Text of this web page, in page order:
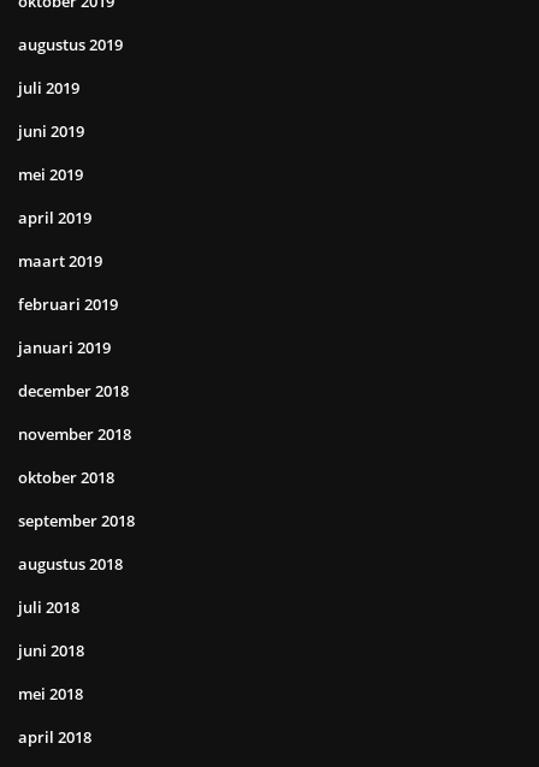
augustus 2019
juli 2019
juni 2019
mei 2019
april 2019
maart 2019
februari 2019
januari 2019
december 2018
november 2018
oktober 2018
september 2018
augustus 2018
juli 2018
juni 2018
mei 2018
april 2018